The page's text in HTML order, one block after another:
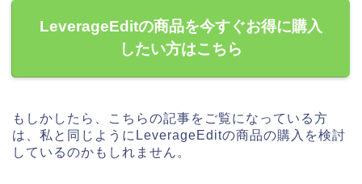
LeverageEditの商品を今すぐお得に購入
したい方はこちら
もしかしたら、こちらの記事をご覧になっている方
は、私と同じようにLeverageEditの商品の購入を検討
しているのかもしれません。